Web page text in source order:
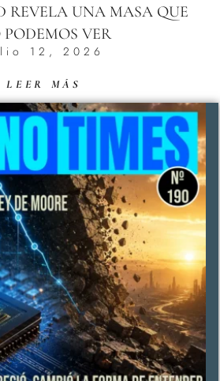
REVELA UNA MASA QUE
VER
12, 2026
LEER MÁS